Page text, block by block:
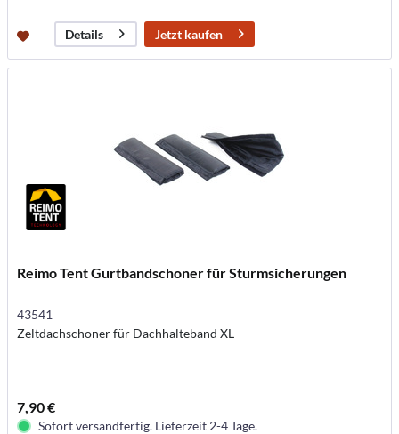
Details Jetzt kaufen
Reimo Tent Gurtbandschoner für Sturmsicherungen
43541
Zeltdachschoner für Dachhalteband XL
7,90 €
Sofort versandfertig. Lieferzeit 2-4 Tage.